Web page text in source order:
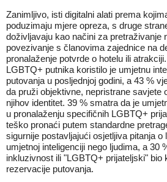
Zanimljivo, isti digitalni alati prema
poduzimaju mjere opreza, s druge
doživljavaju kao načini za pretraživanje
povezivanje s članovima zajednice na
pronalaženje potvrde o hotelu ili
LGBTQ+ putnika koristilo je umjetnu
putovanja u posljednjoj godini, a 43 %
da pruži objektivne, nepristrane savjete
njihov identitet. 39 % smatra da je
u pronalaženju specifičnih LGBTQ+
teško pronaći putem standardne
sigurnije postavljajući osjetljiva pitanja
umjetnoj inteligenciji nego ljudima, a 30
inkluzivnost ili "LGBTQ+ prijateljski" bio
rezervacije putovanja.